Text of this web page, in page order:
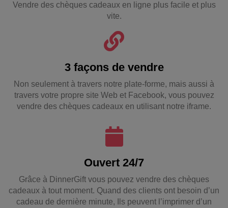
Vendre des chèques cadeaux en ligne plus facile et plus
vite.
3 façons de vendre
Non seulement à travers notre plate-forme, mais aussi à
travers votre propre site Web et Facebook, vous pouvez
vendre des chèques cadeaux en utilisant notre iframe.
Ouvert 24/7
Grâce à DinnerGift vous pouvez vendre des chèques
cadeaux à tout moment. Quand des clients ont besoin d’un
cadeau de dernière minute, Ils peuvent l’imprimer d’un